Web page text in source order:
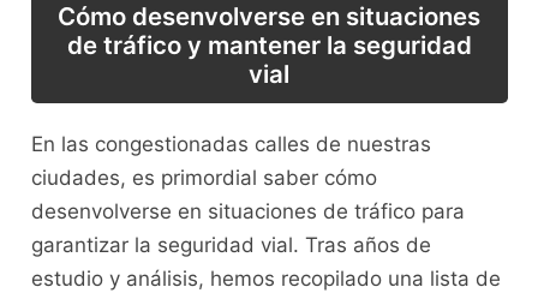
Cómo desenvolverse en situaciones
de tráfico ‍y mantener la seguridad
vial
En las congestionadas calles de nuestras
ciudades, es primordial⁤ saber cómo
desenvolverse en⁢ situaciones ⁣de⁣ tráfico para
garantizar la seguridad ‍vial. Tras años ‌de
estudio y análisis, hemos recopilado una lista de